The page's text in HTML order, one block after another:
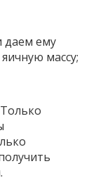
даем ему
массу;